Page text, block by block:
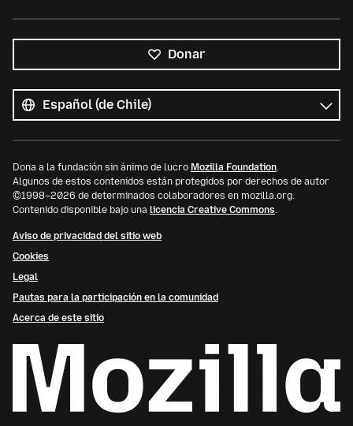
Donar
los
idiomas
Idioma
Dona a la fundación sin ánimo de lucro Mozilla Foundation.
Algunos de estos contenidos están protegidos por derechos de autor
©1998–2026 de determinados colaboradores en mozilla.org.
Contenido disponible bajo una licencia Creative Commons.
Aviso de privacidad del sitio web
Cookies
Legal
Pautas para la participación en la comunidad
Acerca de este sitio